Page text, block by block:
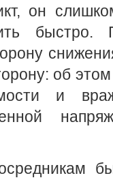
он
быстро.
об
и